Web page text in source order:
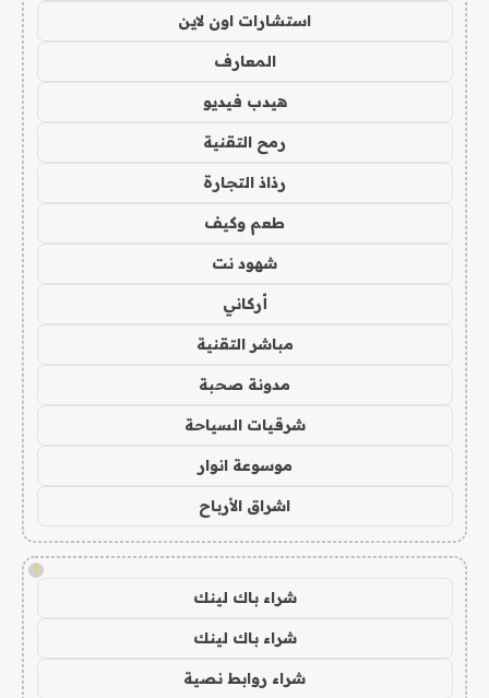
استشارات اون لاين
المعارف
هيدب فيديو
رمح التقنية
رذاذ التجارة
طعم وكيف
شهود نت
أركاني
مباشر التقنية
مدونة صحبة
شرقيات السياحة
موسوعة انوار
اشراق الأرباح
!
شراء باك لينك
شراء باك لينك
شراء روابط نصية